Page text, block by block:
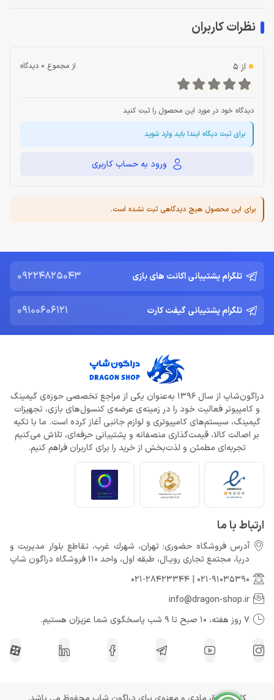
نظرات کاربران
0 از 5 از مجموع 0 دیدگاه
دیدگاه خود در مورد این محصول را ثبت کنید
برای ثبت دیگاه ایندا باید وارد شوید
ورود به حساب کاربری
برای این محصول هیچ دیدگاهی ثبت نشده است.
تلگرام پشتیبانی اکانت های بازی 09224825043
تلگرام پشتیبانی گیفت کارت 09100606121
دراگون‌شاپ از سال 1396 به‌عنوان یکی از مراجع تخصصی حوزه‌ی گیمینگ
و کامپیوتر فعالیت خود را در زمینه‌ی عرضه‌ی کنسول‌های بازی، تجهیزات
گیمینگ، سیستم‌های کامپیوتری و لوازم جانبی آغاز کرده است. ما با تکیه
بر اصالت کالا، قیمت‌گذاری منصفانه و پشتیبانی حرفه‌ای، تلاش می‌کنیم
تجربه‌ای مطمئن و لذت‌بخش از خرید را برای کاربران فراهم کنیم.
ارتباط با ما
آدرس فروشگاه حضوری: تهران، شهرك غرب، تقاطع بلوار مدیریت و
دريا، مجتمع تجارى رويـال، طبقه اول، واحد 110 فروشگاه دراگون شاپ
021-91035390
021-28423344
info@dragon-shop.ir
7 روز هفته، 10 صبح تا 9 شب پاسخگوی شما عزیزان هستیم.